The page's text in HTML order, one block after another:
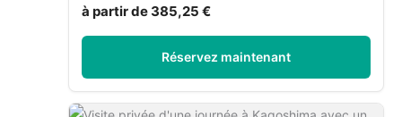
à partir de 385,25 €
Réservez maintenant